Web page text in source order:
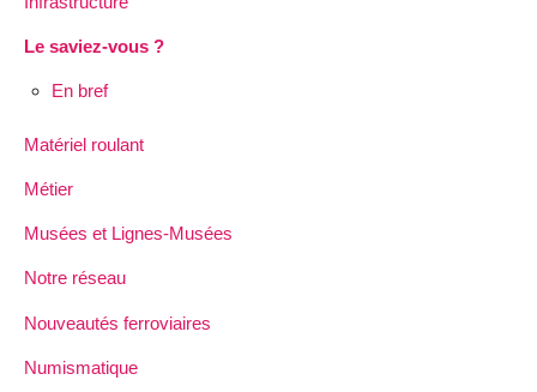
Le saviez-vous ?
En bref
Matériel roulant
Métier
Musées et Lignes-Musées
Notre réseau
Nouveautés ferroviaires
Numismatique